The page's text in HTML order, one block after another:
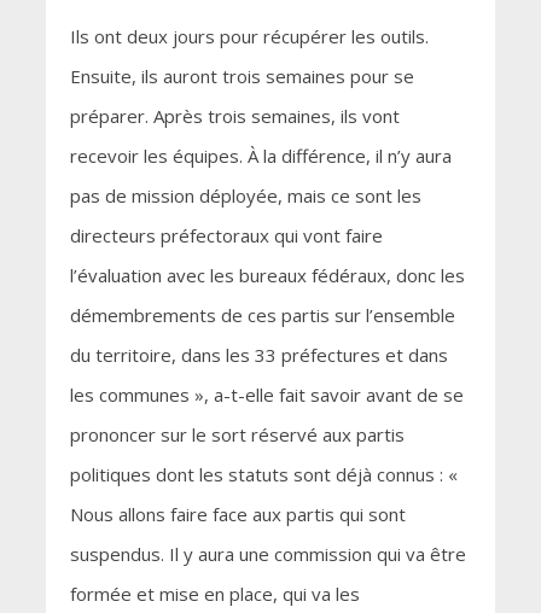
Ils ont deux jours pour récupérer les outils.
Ensuite, ils auront trois semaines pour se
préparer. Après trois semaines, ils vont
recevoir les équipes. À la différence, il n’y aura
pas de mission déployée, mais ce sont les
directeurs préfectoraux qui vont faire
l’évaluation avec les bureaux fédéraux, donc les
démembrements de ces partis sur l’ensemble
du territoire, dans les 33 préfectures et dans
les communes », a-t-elle fait savoir avant de se
prononcer sur le sort réservé aux partis
politiques dont les statuts sont déjà connus : «
Nous allons faire face aux partis qui sont
suspendus. Il y aura une commission qui va être
formée et mise en place, qui va les